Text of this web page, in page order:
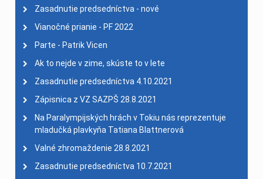
Zasadnutie predsedníctva - nové
Vianočné prianie - PF 2022
Parte - Patrik Vicen
Ak to nejde v zime, skúste to v lete
Zasadnutie predsedníctva 4.10.2021
Zápisnica z VZ SAZPŠ 28.8.2021
Na Paralympijských hrách v Tokiu nás reprezentuje
mladučká plavkyňa Tatiana Blattnerová
Valné zhromaždenie 28.8.2021
Zasadnutie predsedníctva 10.7.2021